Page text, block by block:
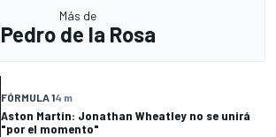
Más de
Pedro de la Rosa
FÓRMULA 14 m
Aston Martin: Jonathan Wheatley no se unirá
"por el momento"